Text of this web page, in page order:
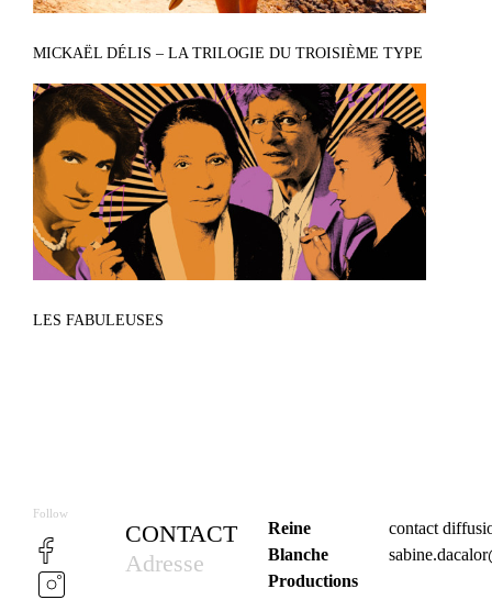
MICKAËL DÉLIS – LA TRILOGIE DU TROISIÈME TYPE
LES FABULEUSES
Follow
CONTACT
Adresse
Reine
Blanche
Productions
contact